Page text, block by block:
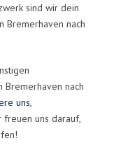
sind wir dein
Bremerhaven nach
Bremerhaven nach
uns,
freuen uns darauf,